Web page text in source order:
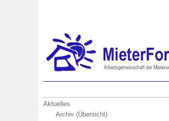
Aktuelles
Archiv (Übersicht)